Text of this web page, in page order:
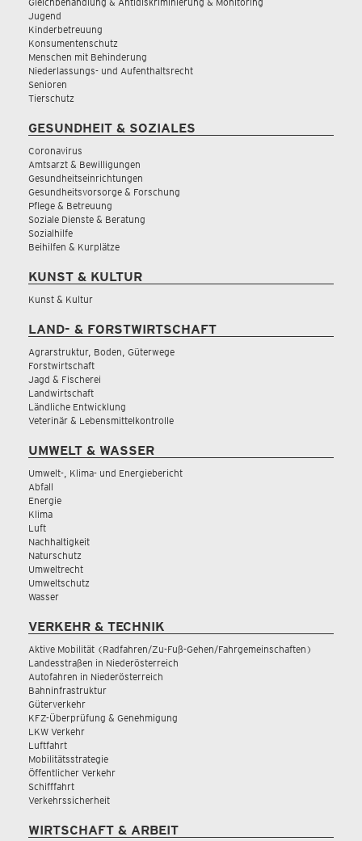
Jugend
Kinderbetreuung
Konsumentenschutz
Menschen mit Behinderung
Niederlassungs- und Aufenthaltsrecht
Senioren
Tierschutz
GESUNDHEIT & SOZIALES
Coronavirus
Amtsarzt & Bewilligungen
Gesundheitseinrichtungen
Gesundheitsvorsorge & Forschung
Pflege & Betreuung
Soziale Dienste & Beratung
Sozialhilfe
Beihilfen & Kurplätze
KUNST & KULTUR
Kunst & Kultur
LAND- & FORSTWIRTSCHAFT
Agrarstruktur, Boden, Güterwege
Forstwirtschaft
Jagd & Fischerei
Landwirtschaft
Ländliche Entwicklung
Veterinär & Lebensmittelkontrolle
UMWELT & WASSER
Umwelt-, Klima- und Energiebericht
Abfall
Energie
Klima
Luft
Nachhaltigkeit
Naturschutz
Umweltrecht
Umweltschutz
Wasser
VERKEHR & TECHNIK
Aktive Mobilität (Radfahren/Zu-Fuß-Gehen/Fahrgemeinschaften)
Landesstraßen in Niederösterreich
Autofahren in Niederösterreich
Bahninfrastruktur
Güterverkehr
KFZ-Überprüfung & Genehmigung
LKW Verkehr
Luftfahrt
Mobilitätsstrategie
Öffentlicher Verkehr
Schifffahrt
Verkehrssicherheit
WIRTSCHAFT & ARBEIT